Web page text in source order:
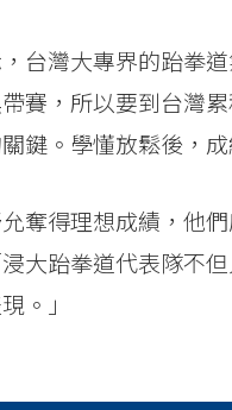
台灣大專界的跆拳
賽，所以要到台灣
鍵。學懂放鬆後，成
奪得理想成績，他
大跆拳道代表隊不
。」